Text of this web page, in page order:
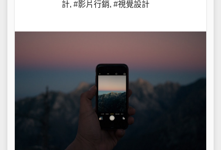
計, #影片行銷, #視覺設計